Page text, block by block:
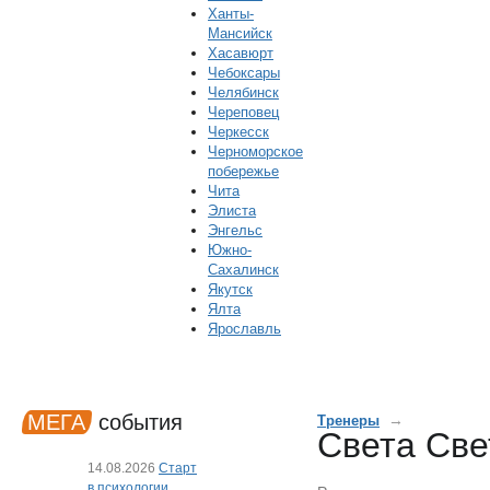
Ханты-
Мансийск
Хасавюрт
Чебоксары
Челябинск
Череповец
Черкесск
Черноморское
побережье
Чита
Элиста
Энгельс
Южно-
Сахалинск
Якутск
Ялта
Ярославль
Тренеры →
Света
МЕГА события
14.08.2026 Старт